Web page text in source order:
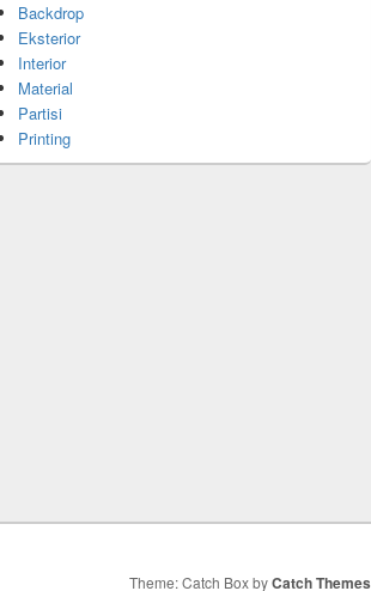
Backdrop
Eksterior
Interior
Material
Partisi
Printing
Theme: Catch Box byCatch Themes